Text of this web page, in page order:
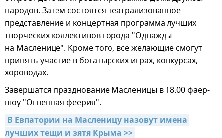
народов. Затем состоятся театрализованное
представление и концертная программа лучших
творческих коллективов города "Однажды
на Масленице". Кроме того, все желающие смогут
принять участие в богатырских играх, конкурсах,
хороводах.
Завершатся празднование Масленицы в 18.00 фаер-
шоу "Огненная феерия".
В Евпатории на Масленицу назовут имена
лучших тещи и зятя Крыма >>